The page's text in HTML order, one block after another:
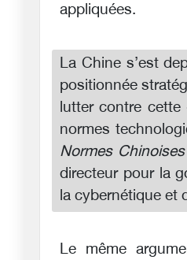
appliquées.
La Chine s’est
positionnée
lutter contre cette
normes
Normes
directeur pour la
la cybernétique et
Le même